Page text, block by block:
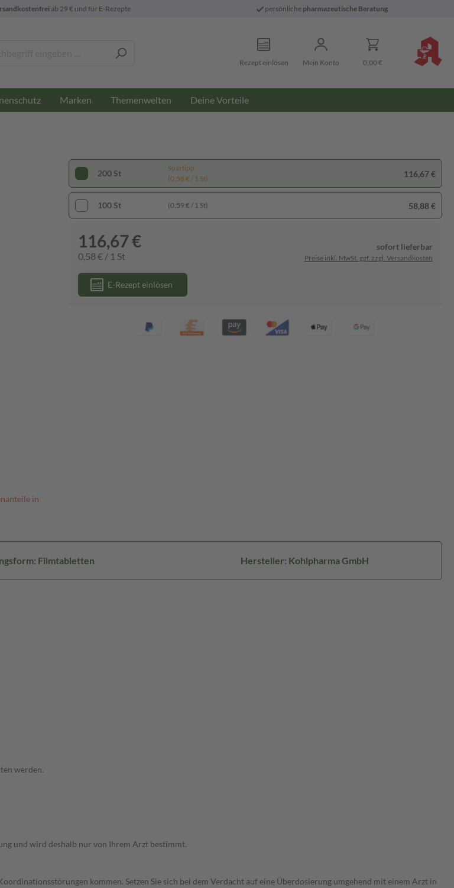
ab 29 € und für E-Rezepte persönliche pharmazeutische Beratung
Rezept einlösen Mein Konto 0,00 €
Marken Themenwelten Deine Vorteile
in
200 St
Spartipp
(0,58 € / 1 St)
116,67 €
100 St (0,59 € / 1 St) 58,88 €
116,67 €
0,58 € / 1 St
sofort lieferbar
Preise inkl. MwSt. ggf. zzgl. Versandkosten
E-Rezept einlösen
Filmtabletten Hersteller: Kohlpharma GmbH
werden.
und wird deshalb nur von Ihrem Arzt bestimmt.
kommen. Setzen Sie sich bei dem Verdacht auf eine Überdosierung umgehend mit einem Arzt in